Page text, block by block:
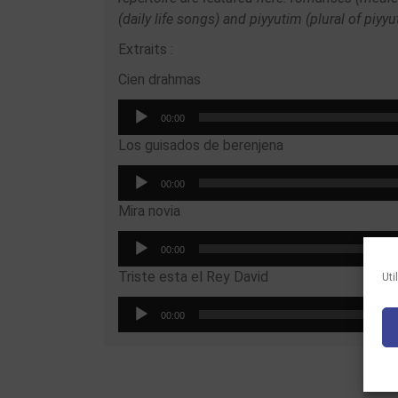
(daily life songs) and piyyutim (plural of
Extraits :
Cien drahmas
Audio
00:00
Los guisados de berenjena
Audio
00:00
Mira novia
Audio
00:00
Triste esta el Rey David
Audio
00:00